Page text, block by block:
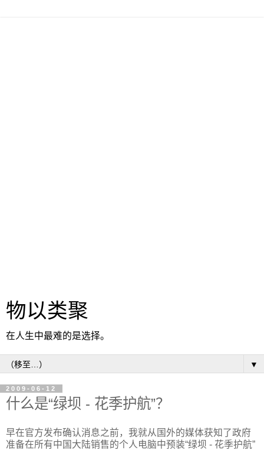
物以类聚
在人生中最难的是选择。
▼
2009-06-12
什么是“绿坝 - 花季护航”？
早在官方发布确认消息之前，我就从国外的媒体获知了政府
准备在所有中国大陆销售的个人电脑中预装“绿坝 - 花季护航”